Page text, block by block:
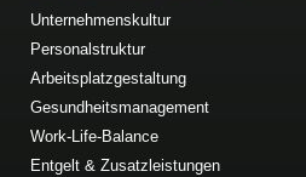
Unternehmenskultur
Personalstruktur
Arbeitsplatzgestaltung
Gesundheitsmanagement
Work-Life-Balance
Entgelt & Zusatzleistungen